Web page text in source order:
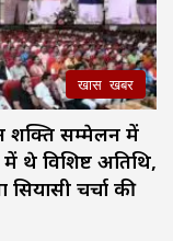
खास खबर
शक्ति सम्मेलन में
थे विशिष्ट अतिथि,
चर्चा की